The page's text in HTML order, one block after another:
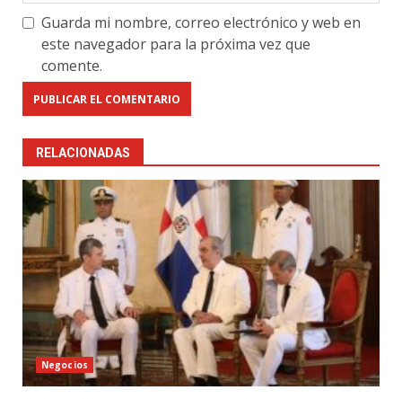
Guarda mi nombre, correo electrónico y web en
este navegador para la próxima vez que
comente.
RELACIONADAS
Negocios